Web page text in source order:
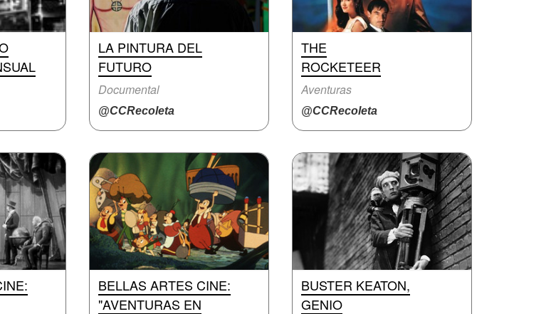
LA PINTURA DEL
FUTURO
Documental
@CCRecoleta
THE
ROCKETEER
Aventuras
@CCRecoleta
BELLAS ARTES CINE:
"AVENTURAS EN
BUSTER KEATON,
GENIO